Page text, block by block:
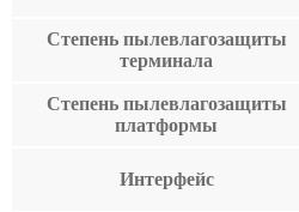
Степень пылевлагозащиты
терминала
Степень пылевлагозащиты
платформы
Интерфейс